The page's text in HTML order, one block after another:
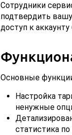
Сотрудники
подтвердить
доступ к
Основные
Настройка
ненужные
статистика